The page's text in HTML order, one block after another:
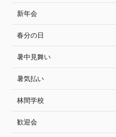
新年会
春分の日
暑中見舞い
暑気払い
林間学校
歓迎会